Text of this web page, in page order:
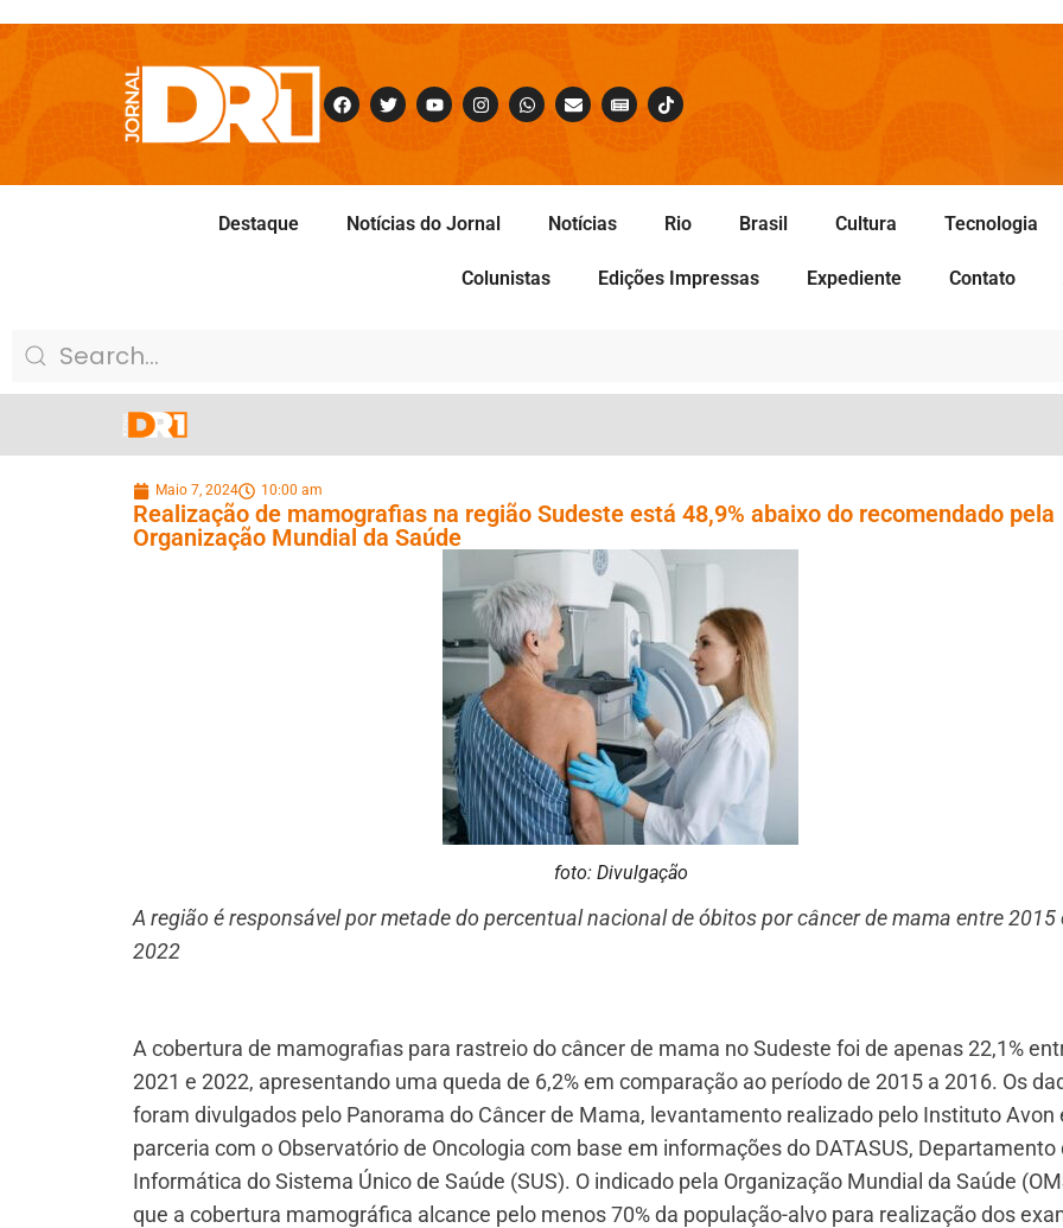
Destaque Notícias do Jornal Notícias Rio Brasil Cultura Tecnologia
Colunistas Edições Impressas Expediente Contato
Maio 7, 2024 10:00 am
Realização de mamografias na região Sudeste está 48,9% abaixo do recomendado pela
Organização Mundial da Saúde
foto: Divulgação
A região é responsável por metade do percentual nacional de óbitos por câncer de mama entre 2015
2022
A cobertura de mamografias para rastreio do câncer de mama no Sudeste foi de apenas 22,1%
2021 e 2022, apresentando uma queda de 6,2% em comparação ao período de 2015 a 2016. Os
foram divulgados pelo Panorama do Câncer de Mama, levantamento realizado pelo Instituto Avon
parceria com o Observatório de Oncologia com base em informações do DATASUS, Departamento
Informática do Sistema Único de Saúde (SUS). O indicado pela Organização Mundial da Saúde
que a cobertura mamográfica alcance pelo menos 70% da população-alvo para realização dos